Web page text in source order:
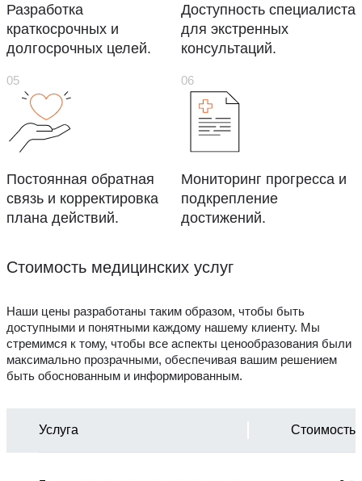
Разработка
краткосрочных и
долгосрочных целей.
Доступность специалиста
для экстренных
консультаций.
Постоянная обратная
связь и корректировка
плана действий.
Мониторинг прогресса и
подкрепление
достижений.
Стоимость медицинских услуг
Наши цены разработаны таким образом, чтобы быть
доступными и понятными каждому нашему клиенту. Мы
стремимся к тому, чтобы все аспекты ценообразования были
максимально прозрачными, обеспечивая вашим решением
быть обоснованным и информированным.
Услуга Стоимость